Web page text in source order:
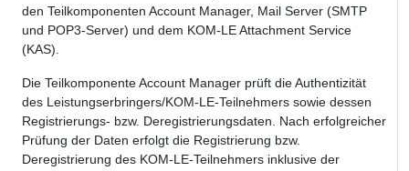
den Teilkomponenten Account Manager, Mail Server (SMTP
und POP3-Server) und dem KOM-LE Attachment Service
(KAS).
Die Teilkomponente Account Manager prüft die Authentizität
des Leistungserbringers/KOM-LE-Teilnehmers sowie dessen
Registrierungs- bzw. Deregistrierungsdaten. Nach erfolgreicher
Prüfung der Daten erfolgt die Registrierung bzw.
Deregistrierung des KOM-LE-Teilnehmers inklusive der